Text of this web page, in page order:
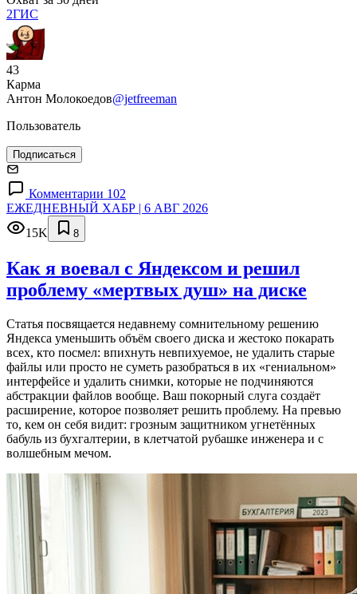
2ГИС
43
Карма
Антон Молокоедов@jetfreeman
Пользователь
Подписаться
Комментарии 102
ЕЖЕДНЕВНЫЙ ХАБР | 6 АВГ 2026
15K
8
Как я воевал с Яндексом и решил
проблему «мертвых душ» на диске
Статья посвящается недавнему сомнительному решению
Яндекса уменьшить объём своего диска и жестоко покарать
всех, кто посмел: впихнуть невпихуемое, не удалить старые
файлы или просто не суметь разобраться в их «гениальном»
интерфейсе и удалить снимки, которые не подчиняются
абстракции файлов вообще. Ваш покорный слуга создаёт
расширение, которое позволяет решить проблему. На превью
то, кем он себя видит: грозным защитником угнетённых
бабуль из бухгалтерии, в клетчатой рубашке инженера и с
волшебным мечом.